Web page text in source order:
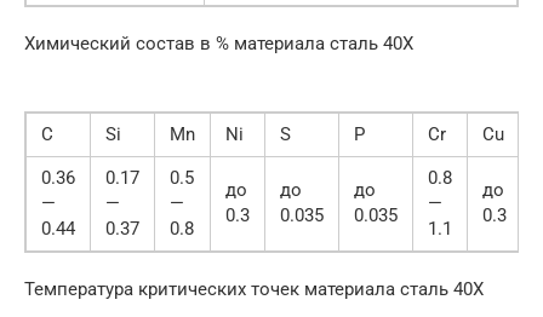
Химический состав в % материала сталь 40Х
C Si Mn Ni S P Cr
Cu
0.36
—
0.44
0.17
—
0.37
0.5
—
0.8
до
0.3
до
0.035
до
0.035
0.8
—
1.1
до
0.3
Температура критических точек материала сталь 40Х